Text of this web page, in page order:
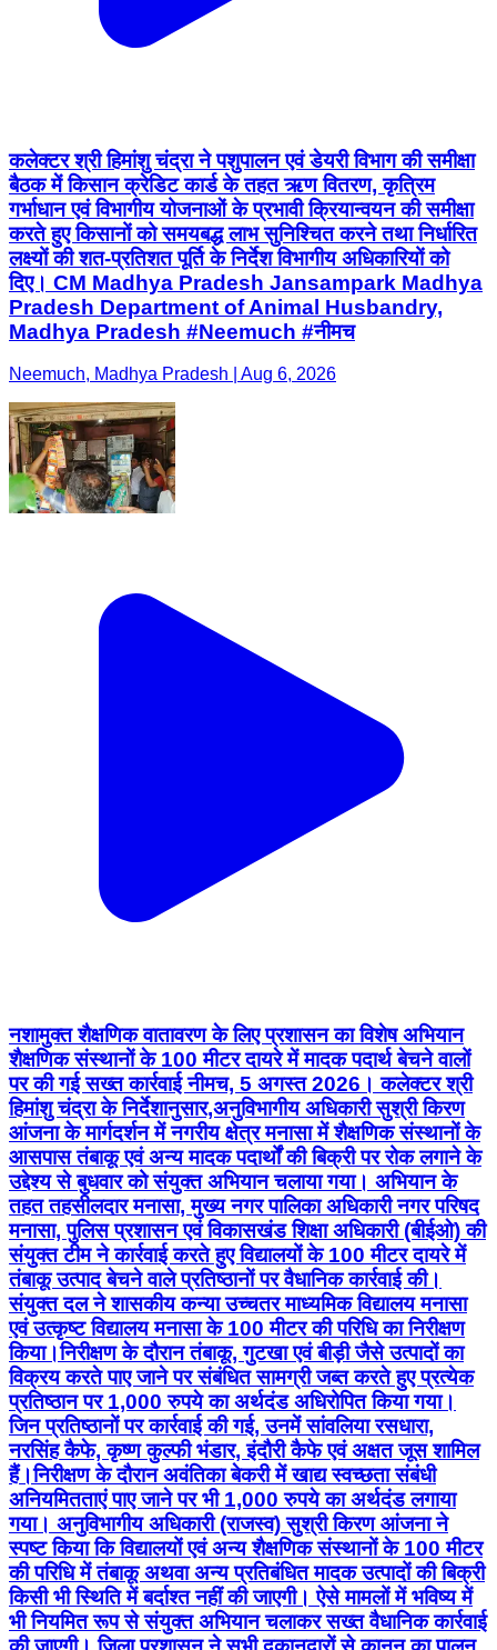
कलेक्टर श्री हिमांशु चंद्रा ने पशुपालन एवं डेयरी विभाग की समीक्षा
बैठक में किसान क्रेडिट कार्ड के तहत ऋण वितरण, कृत्रिम
गर्भाधान एवं विभागीय योजनाओं के प्रभावी क्रियान्वयन की समीक्षा
करते हुए किसानों को समयबद्ध लाभ सुनिश्चित करने तथा निर्धारित
लक्ष्यों की शत-प्रतिशत पूर्ति के निर्देश विभागीय अधिकारियों को
दिए। CM Madhya Pradesh Jansampark Madhya
Pradesh Department of Animal Husbandry,
Madhya Pradesh #Neemuch #नीमच
Neemuch, Madhya Pradesh | Aug 6, 2026
नशामुक्त शैक्षणिक वातावरण के लिए प्रशासन का विशेष अभियान
शैक्षणिक संस्थानों के 100 मीटर दायरे में मादक पदार्थ बेचने वालों
पर की गई सख्त कार्रवाई नीमच, 5 अगस्त 2026। कलेक्टर श्री
हिमांशु चंद्रा के निर्देशानुसार,अनुविभागीय अधिकारी सुश्री किरण
आंजना के मार्गदर्शन में नगरीय क्षेत्र मनासा में शैक्षणिक संस्थानों के
आसपास तंबाकू एवं अन्य मादक पदार्थों की बिक्री पर रोक लगाने के
उद्देश्य से बुधवार को संयुक्त अभियान चलाया गया। अभियान के
तहत तहसीलदार मनासा, मुख्य नगर पालिका अधिकारी नगर परिषद
मनासा, पुलिस प्रशासन एवं विकासखंड शिक्षा अधिकारी (बीईओ) की
संयुक्त टीम ने कार्रवाई करते हुए विद्यालयों के 100 मीटर दायरे में
तंबाकू उत्पाद बेचने वाले प्रतिष्ठानों पर वैधानिक कार्रवाई की।
संयुक्त दल ने शासकीय कन्या उच्चतर माध्यमिक विद्यालय मनासा
एवं उत्कृष्ट विद्यालय मनासा के 100 मीटर की परिधि का निरीक्षण
किया।निरीक्षण के दौरान तंबाकू, गुटखा एवं बीड़ी जैसे उत्पादों का
विक्रय करते पाए जाने पर संबंधित सामग्री जब्त करते हुए प्रत्येक
प्रतिष्ठान पर 1,000 रुपये का अर्थदंड अधिरोपित किया गया।
जिन प्रतिष्ठानों पर कार्रवाई की गई, उनमें सांवलिया रसधारा,
नरसिंह कैफे, कृष्ण कुल्फी भंडार, इंदौरी कैफे एवं अक्षत जूस शामिल
हैं।निरीक्षण के दौरान अवंतिका बेकरी में खाद्य स्वच्छता संबंधी
अनियमितताएं पाए जाने पर भी 1,000 रुपये का अर्थदंड लगाया
गया। अनुविभागीय अधिकारी (राजस्व) सुश्री किरण आंजना ने
स्पष्ट किया कि विद्यालयों एवं अन्य शैक्षणिक संस्थानों के 100 मीटर
की परिधि में तंबाकू अथवा अन्य प्रतिबंधित मादक उत्पादों की बिक्री
किसी भी स्थिति में बर्दाश्त नहीं की जाएगी। ऐसे मामलों में भविष्य में
भी नियमित रूप से संयुक्त अभियान चलाकर सख्त वैधानिक कार्रवाई